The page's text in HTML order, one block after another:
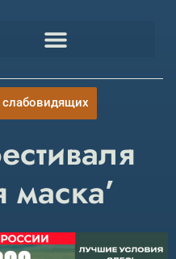
слабовидящих
маска’